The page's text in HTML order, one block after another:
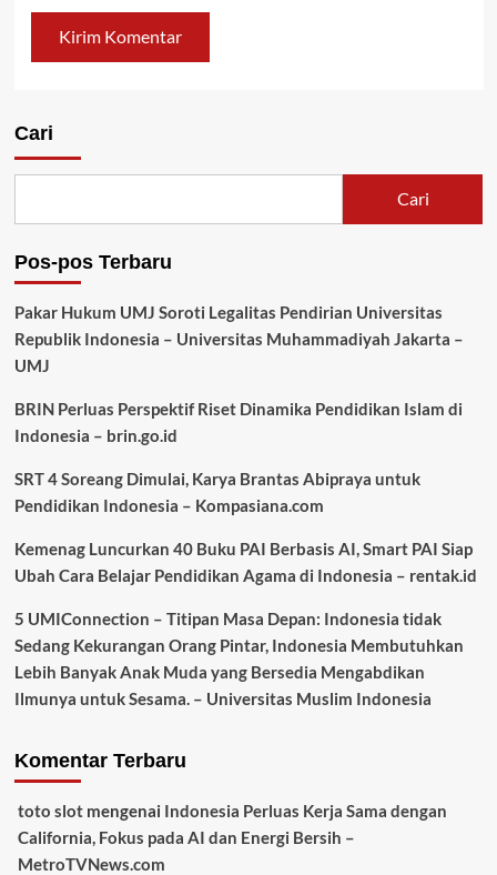
Cari
Cari
Pos-pos Terbaru
Pakar Hukum UMJ Soroti Legalitas Pendirian Universitas
Republik Indonesia – Universitas Muhammadiyah Jakarta –
UMJ
BRIN Perluas Perspektif Riset Dinamika Pendidikan Islam di
Indonesia – brin.go.id
SRT 4 Soreang Dimulai, Karya Brantas Abipraya untuk
Pendidikan Indonesia – Kompasiana.com
Kemenag Luncurkan 40 Buku PAI Berbasis AI, Smart PAI Siap
Ubah Cara Belajar Pendidikan Agama di Indonesia – rentak.id
5 UMIConnection – Titipan Masa Depan: Indonesia tidak
Sedang Kekurangan Orang Pintar, Indonesia Membutuhkan
Lebih Banyak Anak Muda yang Bersedia Mengabdikan
Ilmunya untuk Sesama. – Universitas Muslim Indonesia
Komentar Terbaru
toto slotmengenai Indonesia Perluas Kerja Sama dengan
California, Fokus pada AI dan Energi Bersih –
MetroTVNews.com